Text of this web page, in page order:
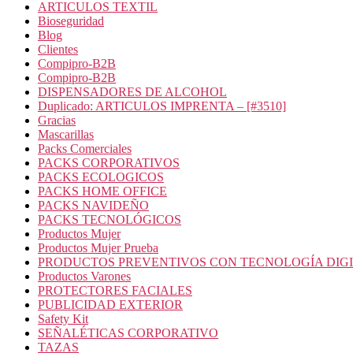
ARTICULOS TEXTIL
Bioseguridad
Blog
Clientes
Compipro-B2B
Compipro-B2B
DISPENSADORES DE ALCOHOL
Duplicado: ARTICULOS IMPRENTA – [#3510]
Gracias
Mascarillas
Packs Comerciales
PACKS CORPORATIVOS
PACKS ECOLOGICOS
PACKS HOME OFFICE
PACKS NAVIDEÑO
PACKS TECNOLÓGICOS
Productos Mujer
Productos Mujer Prueba
PRODUCTOS PREVENTIVOS CON TECNOLOGÍA
Productos Varones
PROTECTORES FACIALES
PUBLICIDAD EXTERIOR
Safety Kit
SEÑALÉTICAS CORPORATIVO
TAZAS